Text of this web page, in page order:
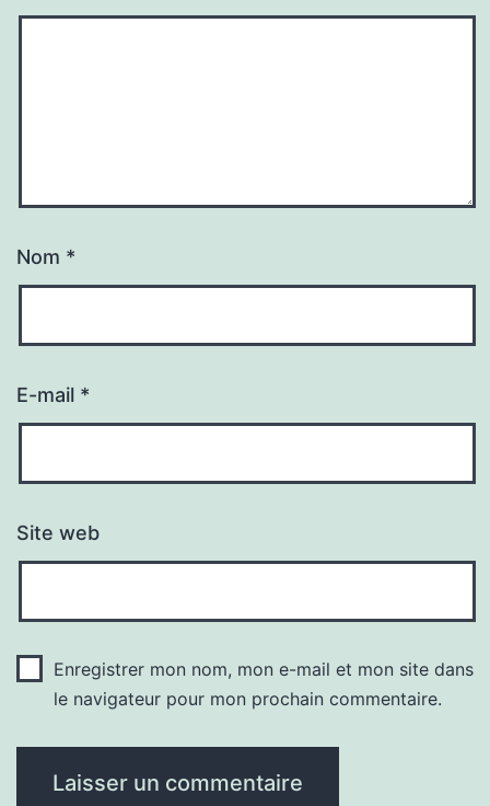
Nom *
E-mail *
Site web
Enregistrer mon nom, mon e-mail et mon site dans
le navigateur pour mon prochain commentaire.